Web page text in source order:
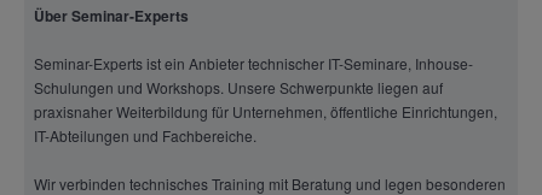
Über Seminar-Experts
Seminar-Experts ist ein Anbieter technischer IT-Seminare, Inhouse-
Schulungen und Workshops. Unsere Schwerpunkte liegen auf
praxisnaher Weiterbildung für Unternehmen, öffentliche Einrichtungen,
IT-Abteilungen und Fachbereiche.
Wir verbinden technisches Training mit Beratung und legen besonderen